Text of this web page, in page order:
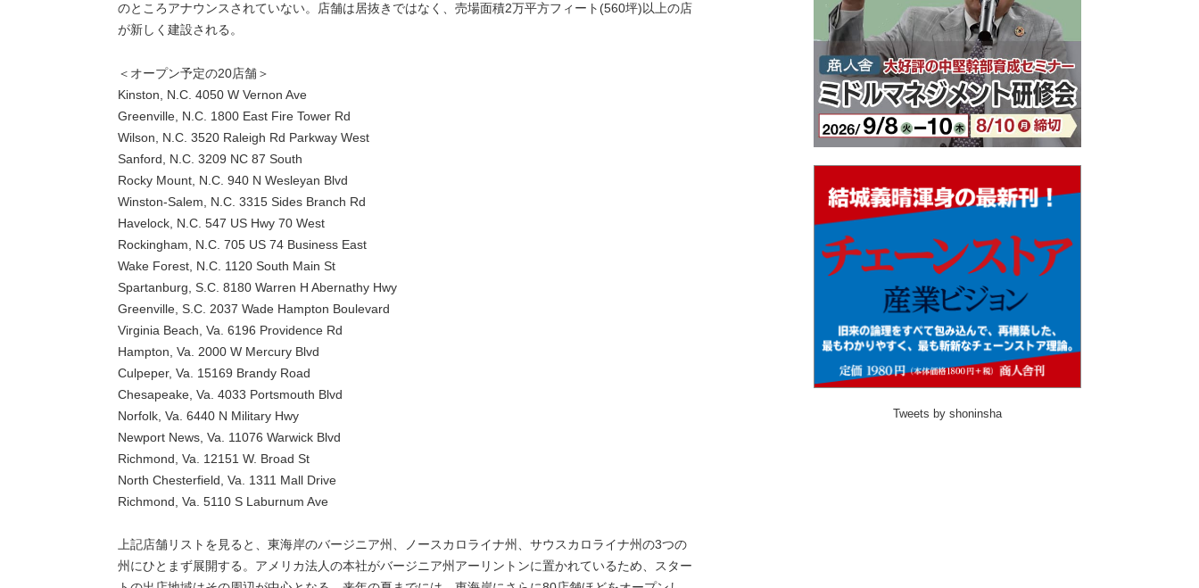
のところアナウンスされていない。店舗は居抜きではなく、売場面積2万平方フィート(560坪)以上の店
が新しく建設される。
＜オープン予定の20店舗＞
Kinston, N.C. 4050 W Vernon Ave
Greenville, N.C. 1800 East Fire Tower Rd
Wilson, N.C. 3520 Raleigh Rd Parkway West
Sanford, N.C. 3209 NC 87 South
Rocky Mount, N.C. 940 N Wesleyan Blvd
Winston-Salem, N.C. 3315 Sides Branch Rd
Havelock, N.C. 547 US Hwy 70 West
Rockingham, N.C. 705 US 74 Business East
Wake Forest, N.C. 1120 South Main St
Spartanburg, S.C. 8180 Warren H Abernathy Hwy
Greenville, S.C. 2037 Wade Hampton Boulevard
Virginia Beach, Va. 6196 Providence Rd
Hampton, Va. 2000 W Mercury Blvd
Culpeper, Va. 15169 Brandy Road
Chesapeake, Va. 4033 Portsmouth Blvd
Norfolk, Va. 6440 N Military Hwy
Newport News, Va. 11076 Warwick Blvd
Richmond, Va. 12151 W. Broad St
North Chesterfield, Va. 1311 Mall Drive
Richmond, Va. 5110 S Laburnum Ave
上記店舗リストを見ると、東海岸のバージニア州、ノースカロライナ州、サウスカロライナ州の3つの
州にひとまず展開する。アメリカ法人の本社がバージニア州アーリントンに置かれているため、スター
Tweets by shoninsha